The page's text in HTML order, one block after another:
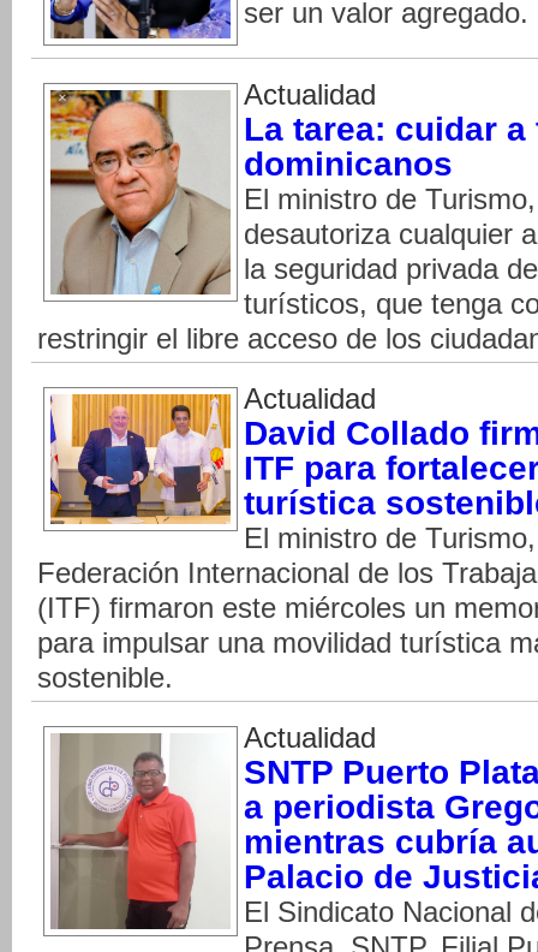
ser un valor
Actualidad
La tarea: cuidar
dominicanos
El ministro de
desautoriza cualquier
la seguridad privada
turísticos, que tenga
restringir el libre acceso de los
Actualidad
David Collado
ITF para
turística
El ministro de
Federación Internacional de los
(ITF) firmaron este miércoles un
para impulsar una movilidad turística
sostenible.
Actualidad
SNTP Puerto
a periodista
mientras cubría
Palacio de
El Sindicato Nacional